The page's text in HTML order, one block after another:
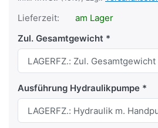
Lieferzeit:
am Lager
Zul. Gesamtgewicht
Ausführung Hydraulikpumpe